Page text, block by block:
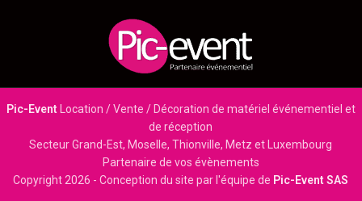
Pic-EventLocation / Vente / Décoration de matériel événementiel et
de réception
Secteur Grand-Est, Moselle, Thionville, Metz et Luxembourg
Partenaire de vos évènements
Copyright 2026 - Conception du site par l'équipe de Pic-Event SAS